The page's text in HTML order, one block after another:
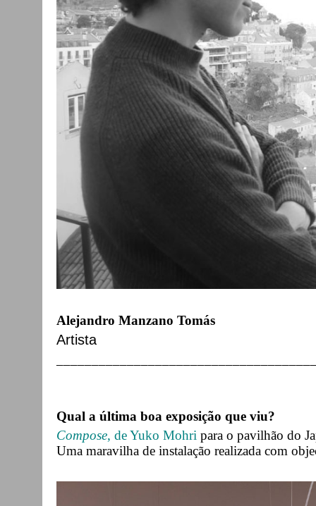
Alejandro Manzano Tomás
Artista
Qual a última boa exposição que viu?
Compose, de Yuko Mohri para o pavilhão do
Uma maravilha de instalação realizada com